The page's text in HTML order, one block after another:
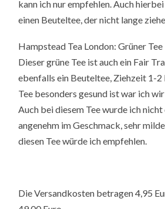
kann ich nur empfehlen. Auch
einen Beuteltee, der nicht lange
Hampstead Tea London: Grüner Tee
Dieser grüne Tee ist auch ein Fair
ebenfalls ein Beuteltee, Ziehzeit 1-
Tee besonders gesund ist war ich
Auch bei diesem Tee wurde ich nicht
angenehm im Geschmack, sehr
diesen Tee würde ich empfehlen.
Die Versandkosten betragen 4,95